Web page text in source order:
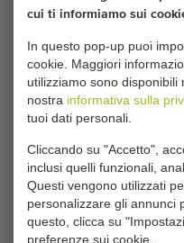
cui ti informiamo sui
In questo pop-up puoi
cookie. Maggiori
utilizziamo sono disponibili
nostra informativa sulla
tuoi dati personali.
Cliccando su "Accetto",
inclusi quelli funzionali,
Questi vengono utilizzati
personalizzare gli annunci
questo, clicca su
preferenze sui cookie.
Macchine per Mele
Macchine per Patate
Macchine per
Peperoni
SECONDA